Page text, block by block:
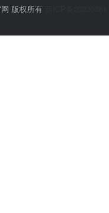
版权所有